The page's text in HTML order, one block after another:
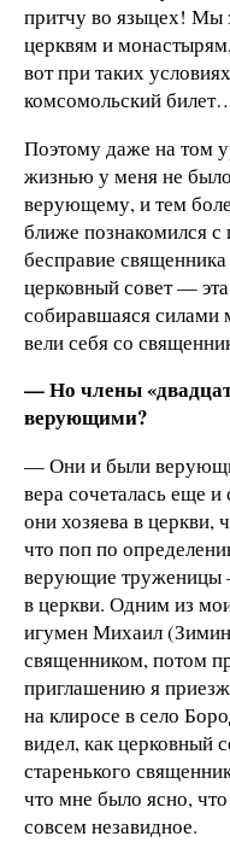
притчу во языцех! Мы
церквям и
вот при таких
комсомольский
Поэтому даже на том
жизнью у меня не
верующему, и тем
ближе познакомился
бесправие
церковный совет —
собиравшаяся силами
вели себя со
— Но члены
верующими?
— Они и были
вера сочеталась еще
они хозяева в церкви,
что поп по
верующие труженицы
в церкви. Одним из
игумен Михаил
священником, потом
приглашению я
на клиросе в село
видел, как церковный
старенького
что мне было ясно,
совсем незавидное.